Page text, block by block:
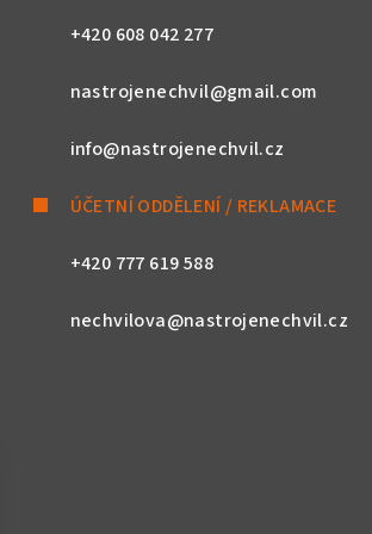
+420 608 042 277
nastrojenechvil@gmail.com
info@nastrojenechvil.cz
ÚČETNÍ ODDĚLENÍ / REKLAMACE
+420 777 619 588
nechvilova@nastrojenechvil.cz